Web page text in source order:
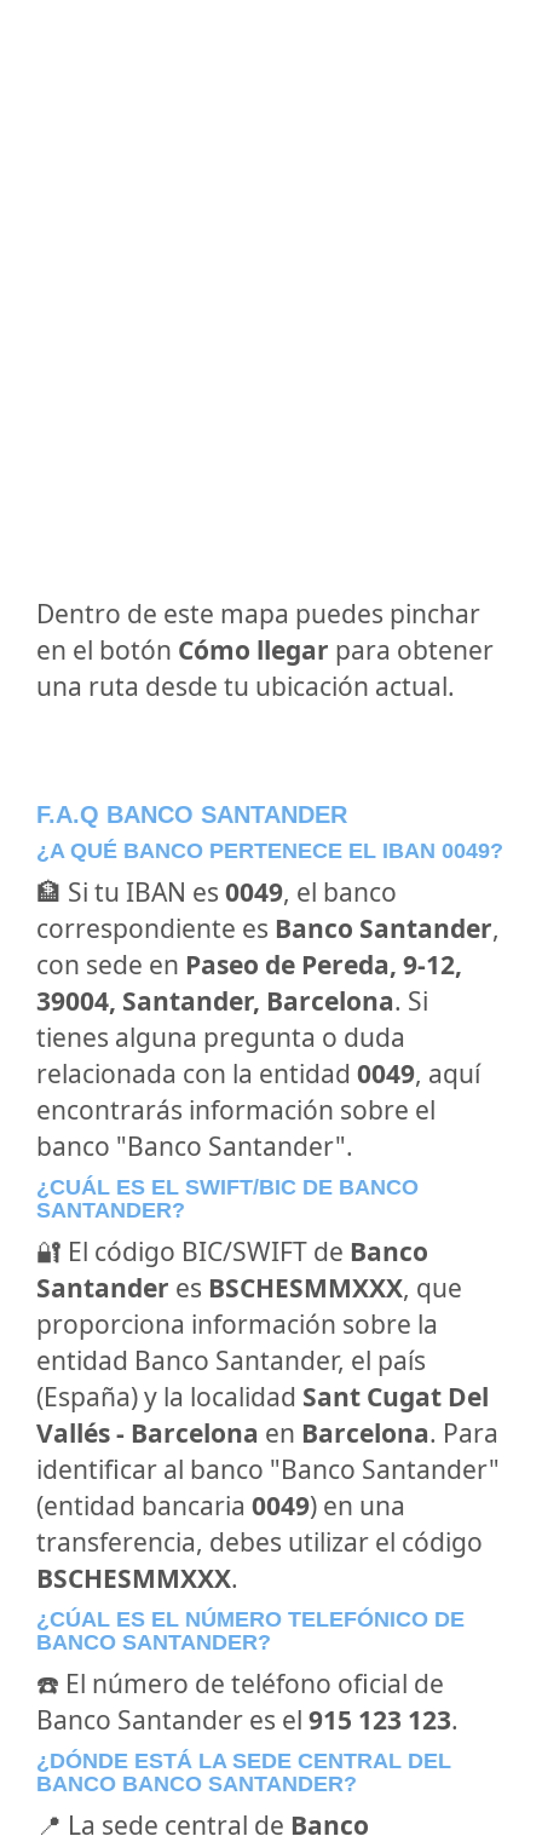
Dentro de este mapa puedes pinchar
en el botón Cómo llegar para obtener
una ruta desde tu ubicación actual.
F.A.Q BANCO SANTANDER
¿A QUÉ BANCO PERTENECE EL IBAN 0049?
🏦 Si tu IBAN es 0049, el banco
correspondiente es Banco Santander,
con sede en Paseo de Pereda, 9-12,
39004, Santander, Barcelona. Si
tienes alguna pregunta o duda
relacionada con la entidad 0049, aquí
encontrarás información sobre el
banco "Banco Santander".
¿CUÁL ES EL SWIFT/BIC DE BANCO
SANTANDER?
🔐 El código BIC/SWIFT de Banco
Santander es BSCHESMMXXX, que
proporciona información sobre la
entidad Banco Santander, el país
(España) y la localidad Sant Cugat Del
Vallés - Barcelona en Barcelona. Para
identificar al banco "Banco Santander"
(entidad bancaria 0049) en una
transferencia, debes utilizar el código
BSCHESMMXXX.
¿CÚAL ES EL NÚMERO TELEFÓNICO DE
BANCO SANTANDER?
☎️ El número de teléfono oficial de
Banco Santander es el 915 123 123.
¿DÓNDE ESTÁ LA SEDE CENTRAL DEL
BANCO BANCO SANTANDER?
📍 La sede central de Banco